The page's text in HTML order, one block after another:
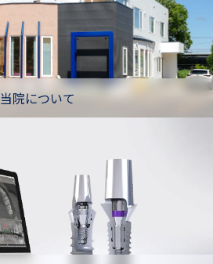
当院について